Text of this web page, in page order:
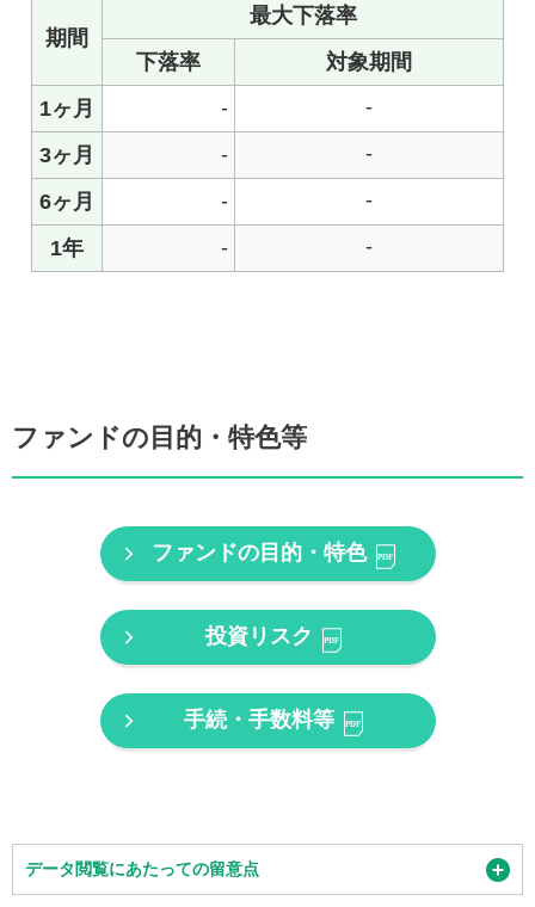
ファンドの目的・特色等
ファンドの目的・特色
投資リスク
手続・手数料等
データ閲覧にあたっての留意点